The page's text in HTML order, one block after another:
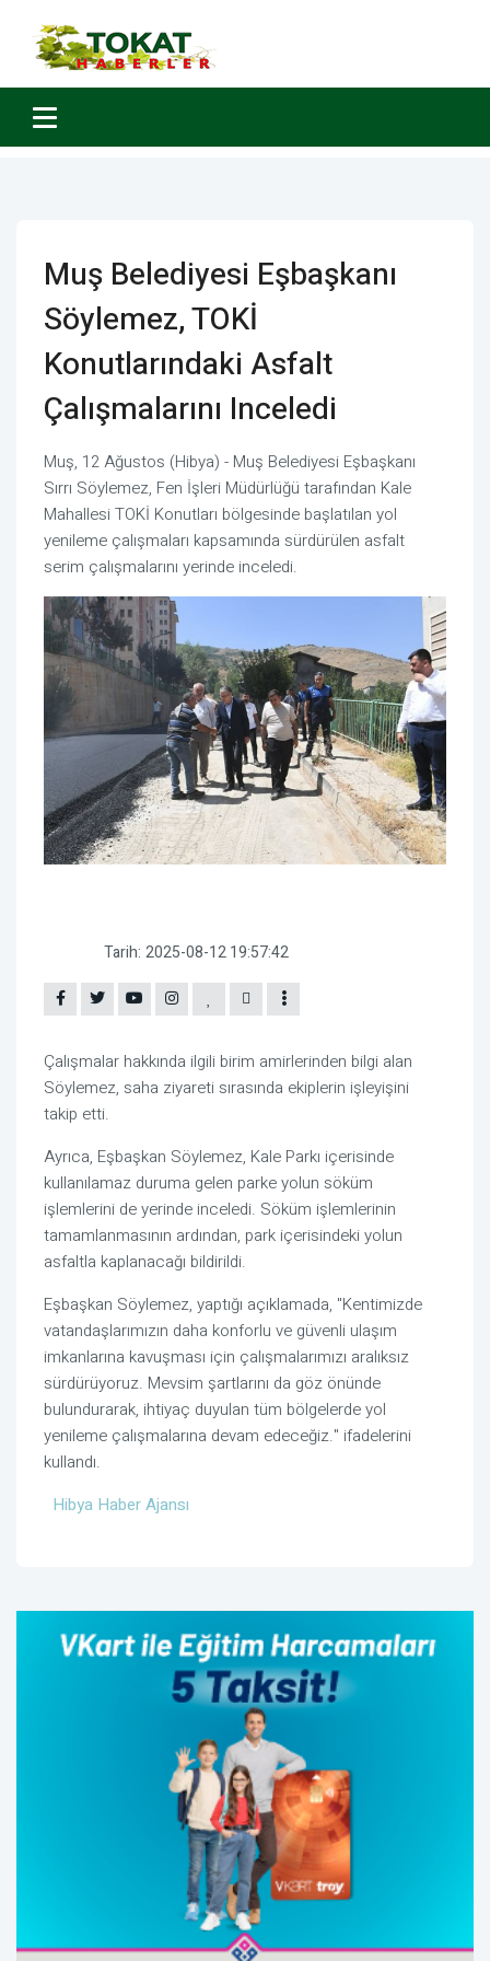
Muş Belediyesi Eşbaşkanı
Söylemez, TOKİ
Konutlarındaki Asfalt
Çalışmalarını Inceledi
Muş, 12 Ağustos (Hibya) - Muş Belediyesi Eşbaşkanı
Sırrı Söylemez, Fen İşleri Müdürlüğü tarafından Kale
Mahallesi TOKİ Konutları bölgesinde başlatılan yol
yenileme çalışmaları kapsamında sürdürülen asfalt
serim çalışmalarını yerinde inceledi.
Tarih: 2025-08-12 19:57:42
Çalışmalar hakkında ilgili birim amirlerinden bilgi alan
Söylemez, saha ziyareti sırasında ekiplerin işleyişini
takip etti.
Ayrıca, Eşbaşkan Söylemez, Kale Parkı içerisinde
kullanılamaz duruma gelen parke yolun söküm
işlemlerini de yerinde inceledi. Söküm işlemlerinin
tamamlanmasının ardından, park içerisindeki yolun
asfaltla kaplanacağı bildirildi.
Eşbaşkan Söylemez, yaptığı açıklamada, "Kentimizde
vatandaşlarımızın daha konforlu ve güvenli ulaşım
imkanlarına kavuşması için çalışmalarımızı aralıksız
sürdürüyoruz. Mevsim şartlarını da göz önünde
bulundurarak, ihtiyaç duyulan tüm bölgelerde yol
yenileme çalışmalarına devam edeceğiz." ifadelerini
kullandı.
Hibya Haber Ajansı